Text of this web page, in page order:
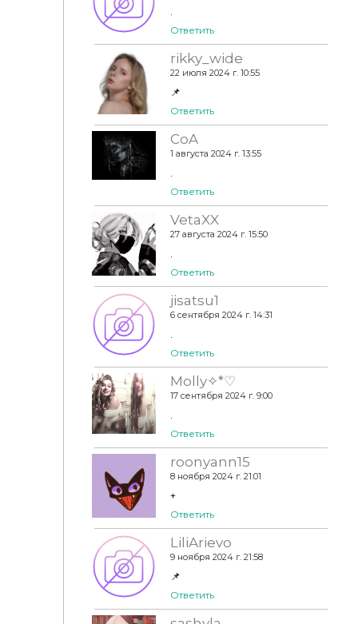
Ответить
rikky_wide
22 июля 2024 г. 10:55
📌
Ответить
CoA
1 августа 2024 г. 13:55
Ответить
VetaXX
27 августа 2024 г. 15:50
Ответить
jisatsu1
6 сентября 2024 г. 14:31
Ответить
Molly✧⁠*♡
17 сентября 2024 г. 9:00
Ответить
roonyann15
8 ноября 2024 г. 21:01
+
Ответить
LiliArievo
9 ноября 2024 г. 21:58
📌
Ответить